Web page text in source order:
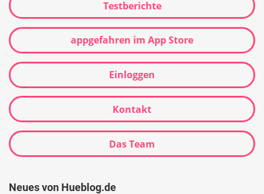
Testberichte
appgefahren im App Store
Einloggen
Kontakt
Das Team
Neues von Hueblog.de